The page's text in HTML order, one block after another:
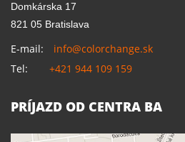
Domkárska 17
821 05 Bratislava
E-mail:
info@colorchange.sk
Tel:
+421 944 109 159
PRÍJAZD OD CENTRA BA